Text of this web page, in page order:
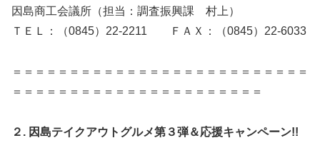
因島商工会議所（担当：調査振興課 村上）
ＴＥＬ：（0845）22-2211 ＦＡＸ：（0845）22-6033
＝＝＝＝＝＝＝＝＝＝＝＝＝＝＝＝＝＝＝＝＝＝＝＝＝＝
＝＝＝＝＝＝＝＝＝＝＝＝＝＝＝＝＝＝＝＝＝＝
２. 因島テイクアウトグルメ第３弾＆応援キャンペーン!!